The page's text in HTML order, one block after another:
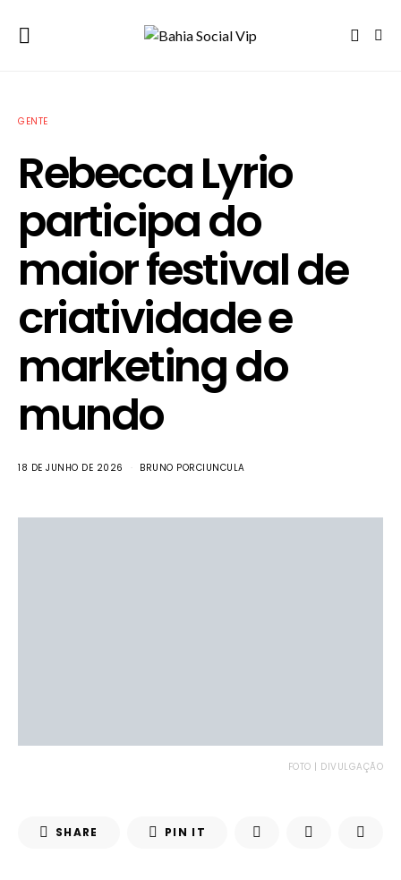
GENTE
Rebecca Lyrio
participa do
maior festival de
criatividade e
marketing do
mundo
18 DE JUNHO DE 2026 BRUNO PORCIUNCULA
FOTO | DIVULGAÇÃO
SHARE PIN IT